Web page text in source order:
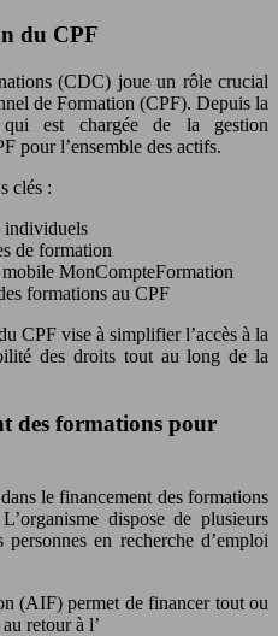
du CPF
(CDC) joue un rôle crucial
de Formation (CPF). Depuis la
est chargée de la gestion
pour l’ensemble des actifs.
clés :
individuels
de formation
MonCompteFormation
formations au CPF
CPF vise à simplifier l’accès à la
des droits tout au long de la
des formations pour
le financement des formations
dispose de plusieurs
en recherche d’emploi
(AIF) permet de financer tout ou
retour à l’